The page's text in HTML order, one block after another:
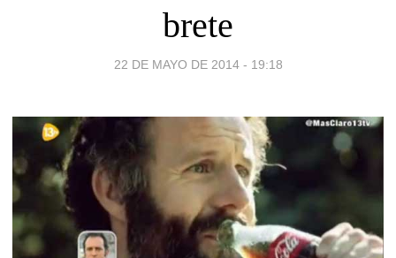
brete
22 DE MAYO DE 2014 - 19:18